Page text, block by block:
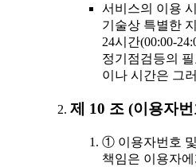
서비스의 이용
기술상 특별한
24시간(00:00-
정기점검등의
이나 시간은 그
제 10 조 (이용자
① 이용자번호
책임은 이용자